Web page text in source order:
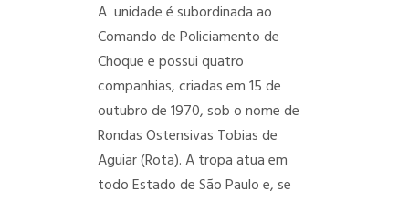
A unidade é subordinada ao
Comando de Policiamento de
Choque e possui quatro
companhias, criadas em 15 de
outubro de 1970, sob o nome de
Rondas Ostensivas Tobias de
Aguiar (Rota). A tropa atua em
todo Estado de São Paulo e, se